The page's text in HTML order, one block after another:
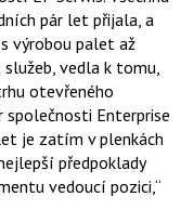
pár let přijala, a
výrobou palet až
vedla k tomu,
otevřeného
společnosti Enterprise
je zatím v plenkách
předpoklady
vedoucí pozici,“